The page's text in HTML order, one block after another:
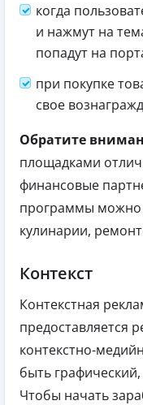
когда
и нажмут на
попадут на
при покупке
свое
Обратите
площадками
финансовые
программы можно
кулинарии,
Контекст
Контекстная
предоставляется
контекстно-
быть
Чтобы начать